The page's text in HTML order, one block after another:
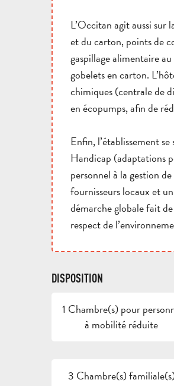
L’Occitan agit aussi sur
et du carton, points de
gaspillage alimentaire
gobelets en carton.
chimiques (centrale de
en écopumps, afin de
Enfin, l’établissement
Handicap (adaptations
personnel à la gestion
fournisseurs locaux et
démarche globale fait
respect de
DISPOSITION
1 Chambre(s) pour
à mobilité réduite
3 Chambre(s)